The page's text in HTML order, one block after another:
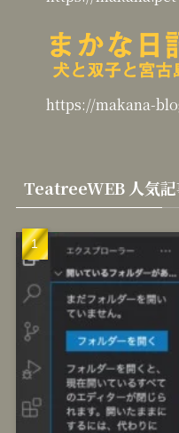
https://makana-
TeatreeWEB 人気